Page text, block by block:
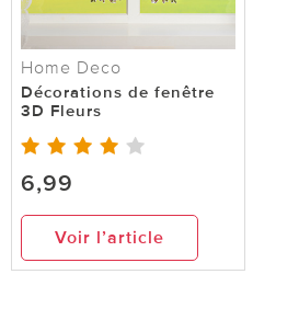
Home Deco
Décorations de fenêtre
3D Fleurs
6,99
Voir l’article